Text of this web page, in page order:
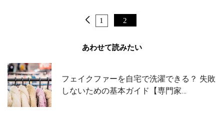
1 2
あわせて読みたい
フェイクファーを自宅で洗濯できる？ 失敗
しないための基本ガイド【専門家…